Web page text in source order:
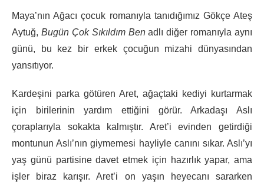
Maya’nın Ağacı çocuk romanıyla tanıdığımız Gökçe Ateş
Aytuğ, Bugün Çok Sıkıldım Benadlı diğer romanıyla aynı
günü, bu kez bir erkek çocuğun mizahi dünyasından
yansıtıyor.
Kardeşini parka götüren Aret, ağaçtaki kediyi kurtarmak
için birilerinin yardım ettiğini görür. Arkadaşı Aslı
çoraplarıyla sokakta kalmıştır. Aret’i evinden getirdiği
montunun Aslı’nın giymemesi hayliyle canını sıkar. Aslı’yı
yaş günü partisine davet etmek için hazırlık yapar, ama
işler biraz karışır. Aret’i on yaşın heyecanı sararken